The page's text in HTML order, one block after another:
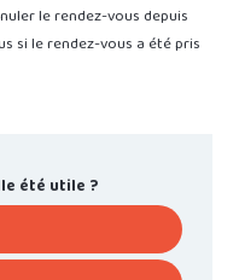
le rendez-vous depuis
si le rendez-vous a été pris
été utile ?